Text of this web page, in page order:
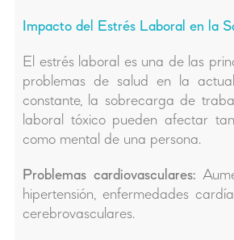
Impacto del Estrés Laboral en la
El estrés laboral es una de las
problemas de salud en la
constante, la sobrecarga de
laboral tóxico pueden afectar
como mental de una persona.
Problemas cardiovasculares:
hipertensión, enfermedades
cerebrovasculares.